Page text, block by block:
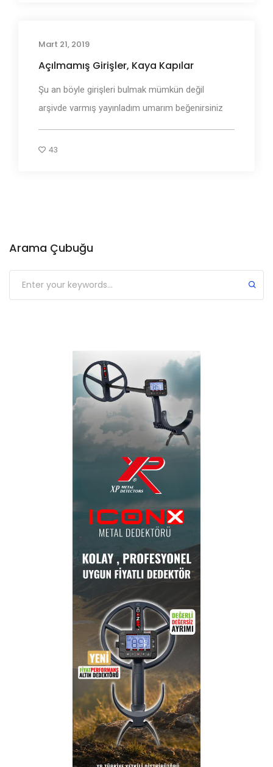
Mart 21, 2019
Açılmamış Girişler, Kaya Kapılar
Şu an böyle girişleri bulmak mümkün değil
arşivde varmış yayınladım umarım beğenirsiniz
43
Arama Çubuğu